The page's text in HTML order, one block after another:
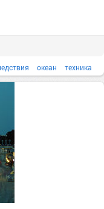
океан техника